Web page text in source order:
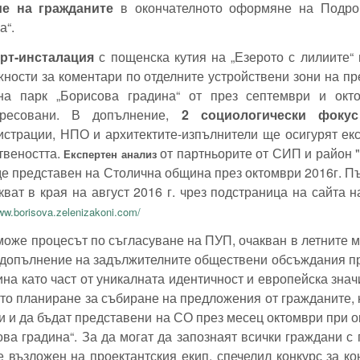
на гражданите в окончателното оформяне на
инсталация с пощенска кутия на „Езерото с
за коментари по отделните устройствени зони на
парк „Борисова градина“ от през септември и
В допълнение, 2 социологически
НПО и архитектите-изпълнители ще осигурят
Експертен анализот партньорите от СИП и район
представен на Столична община през октомври 2016г.
в края на август 2016 г. чрез подстраница на сайта
процесът по съгласуване на ПУП, очакван в летните
на задължителните обществени обсъждания
като част от уникалната идентичност и европейска
планиране за събиране на предложения от
и да бъдат представени на СО през месец октомври при
градина“. За да могат да запознаят всички граждани
възложен на проектантския екип, спечелил конкурс за